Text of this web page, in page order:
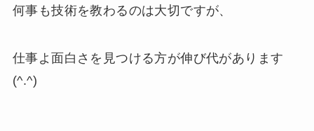
何事も技術を教わるのは大切ですが、
仕事よ面白さを見つける方が伸び代があります
(^.^)